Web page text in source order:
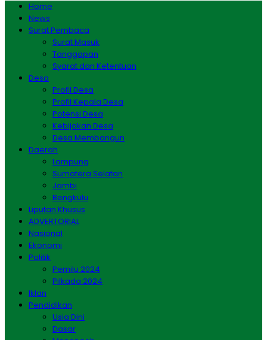
Home
News
Surat Pembaca
Surat Masuk
Tanggapan
Syarat dan Ketentuan
Desa
Profil Desa
Profil Kepala Desa
Potensi Desa
Kebijakan Desa
Desa Membangun
Daerah
Lampung
Sumatera Selatan
Jambi
Bengkulu
Liputan Khusus
ADVERTORIAL
Nasional
Ekonomi
Politik
Pemilu 2024
Pilkada 2024
Iklan
Pendidikan
Usia Dini
Dasar